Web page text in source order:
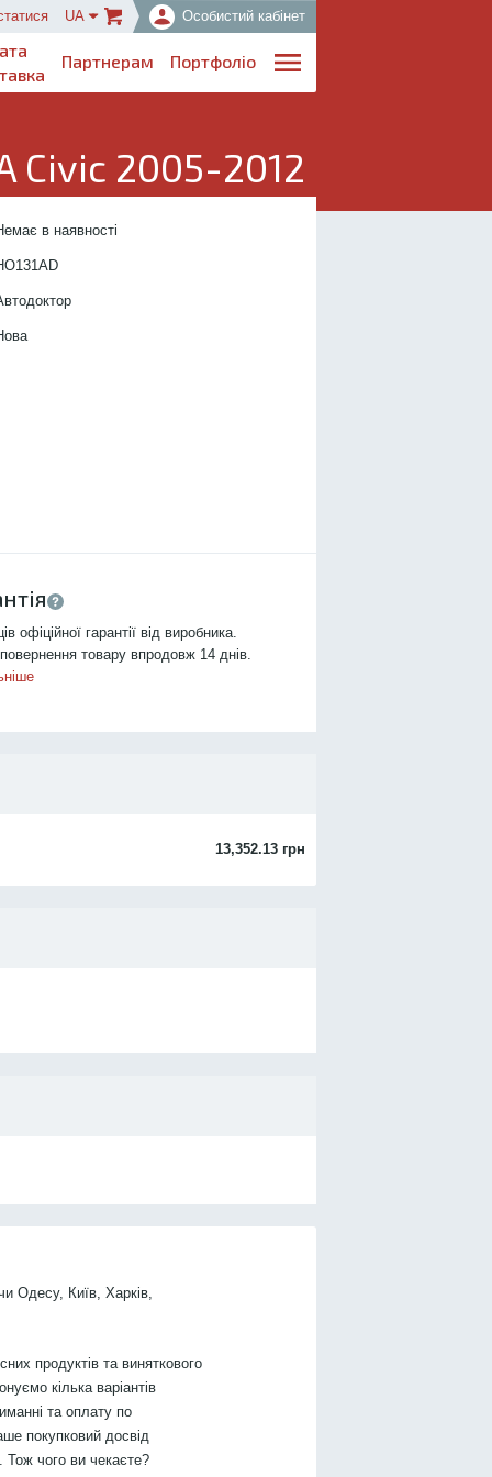
UA Особистий кабінет
Партнерам Портфоліо
Civic 2005-2012
в наявності
AD
офіційної гарантії від виробника.
товару впродовж 14 днів.
13,352.13 грн
Одесу, Київ, Харків,
продуктів та виняткового
кілька варіантів
та оплату по
покупковий досвід
Тож чого ви чекаєте?